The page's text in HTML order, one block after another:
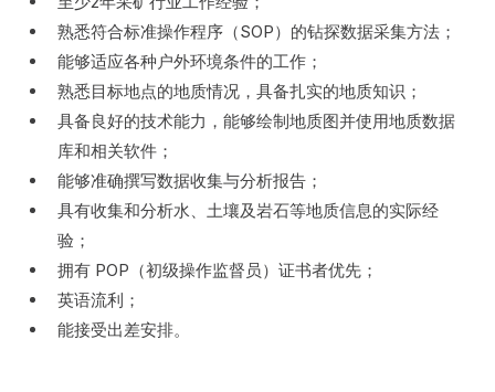
熟悉符合标准操作程序（SOP）的钻探数据采集方法；
能够适应各种户外环境条件的工作；
熟悉目标地点的地质情况，具备扎实的地质知识；
具备良好的技术能力，能够绘制地质图并使用地质数据
库和相关软件；
能够准确撰写数据收集与分析报告；
具有收集和分析水、土壤及岩石等地质信息的实际经
验；
拥有 POP（初级操作监督员）证书者优先；
英语流利；
能接受出差安排。